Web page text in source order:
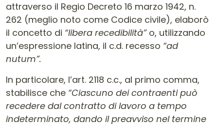
attraverso il Regio Decreto 16 marzo 1942, n.
262 (meglio noto come Codice civile), elaborò
il concetto di “libera recedibilità” o, utilizzando
un’espressione latina, il c.d. recesso “ad
nutum”.
In particolare, l’art. 2118 c.c., al primo comma,
stabilisce che “Ciascuno dei contraenti può
recedere dal contratto di lavoro a tempo
indeterminato, dando il preavviso nel termine